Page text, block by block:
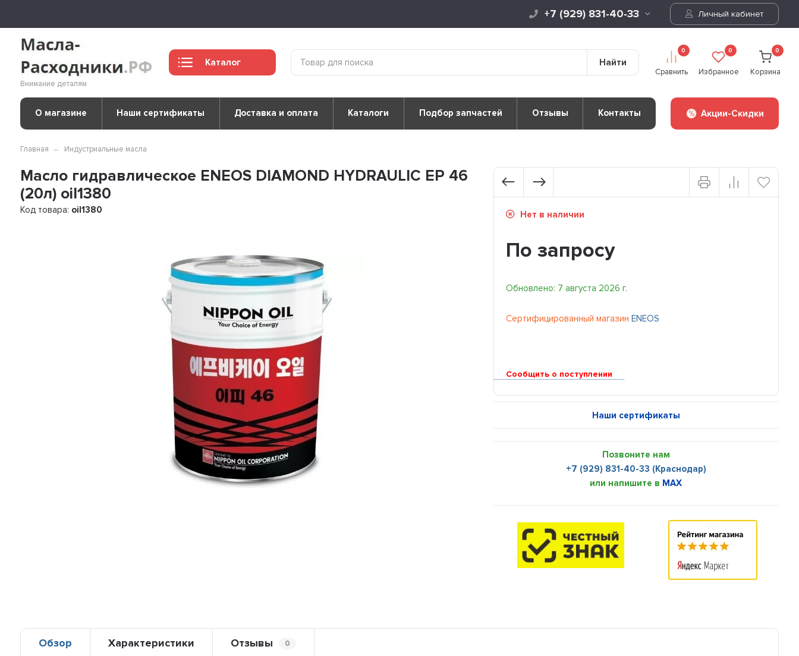
+7 (929) 831-40-33 Личный кабинет
Внимание деталям
Каталог Найти
0
Сравнить
0
Избранное
0
Корзина
О магазине Наши сертификаты Доставка и оплата Каталоги Подбор запчастей Отзывы Контакты Акции-Скидки
Главная Индустриальные масла
Масло гидравлическое ENEOS DIAMOND HYDRAULIC EP 46
(20л) oil1380
Код товара: oil1380 Нет в наличии
По запросу
Обновлено: 7 августа 2026 г.
Сертифицированный магазин ENEOS
Сообщить о поступлении
Наши сертификаты
Позвоните нам
+7 (929) 831-40-33 (Краснодар)
или напишите в MAX
Обзор Характеристики Отзывы 0